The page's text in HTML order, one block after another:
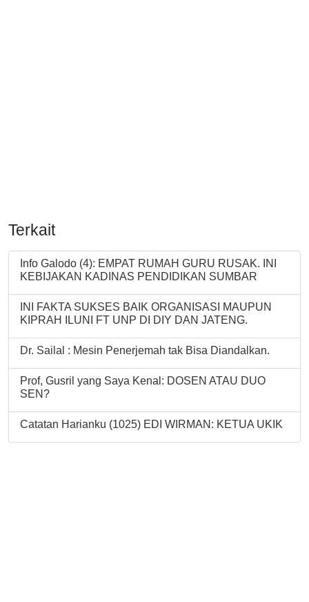
Terkait
Info Galodo (4): EMPAT RUMAH GURU RUSAK. INI
KEBIJAKAN KADINAS PENDIDIKAN SUMBAR
INI FAKTA SUKSES BAIK ORGANISASI MAUPUN
KIPRAH ILUNI FT UNP DI DIY DAN JATENG.
Dr. Sailal : Mesin Penerjemah tak Bisa Diandalkan.
Prof, Gusril yang Saya Kenal: DOSEN ATAU DUO
SEN?
Catatan Harianku (1025) EDI WIRMAN: KETUA UKIK